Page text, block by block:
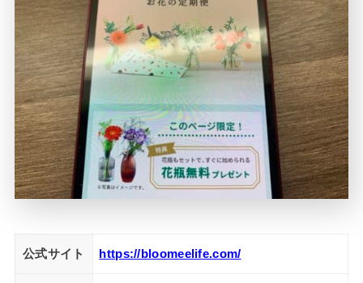
公式サイト https://bloomeelife.com/